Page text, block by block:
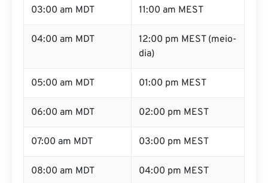
03:00 am MDT 11:00 am MEST
04:00 am MDT
12:00 pm MEST (meio-
dia)
05:00 am MDT 01:00 pm MEST
06:00 am MDT 02:00 pm MEST
07:00 am MDT 03:00 pm MEST
08:00 am MDT 04:00 pm MEST